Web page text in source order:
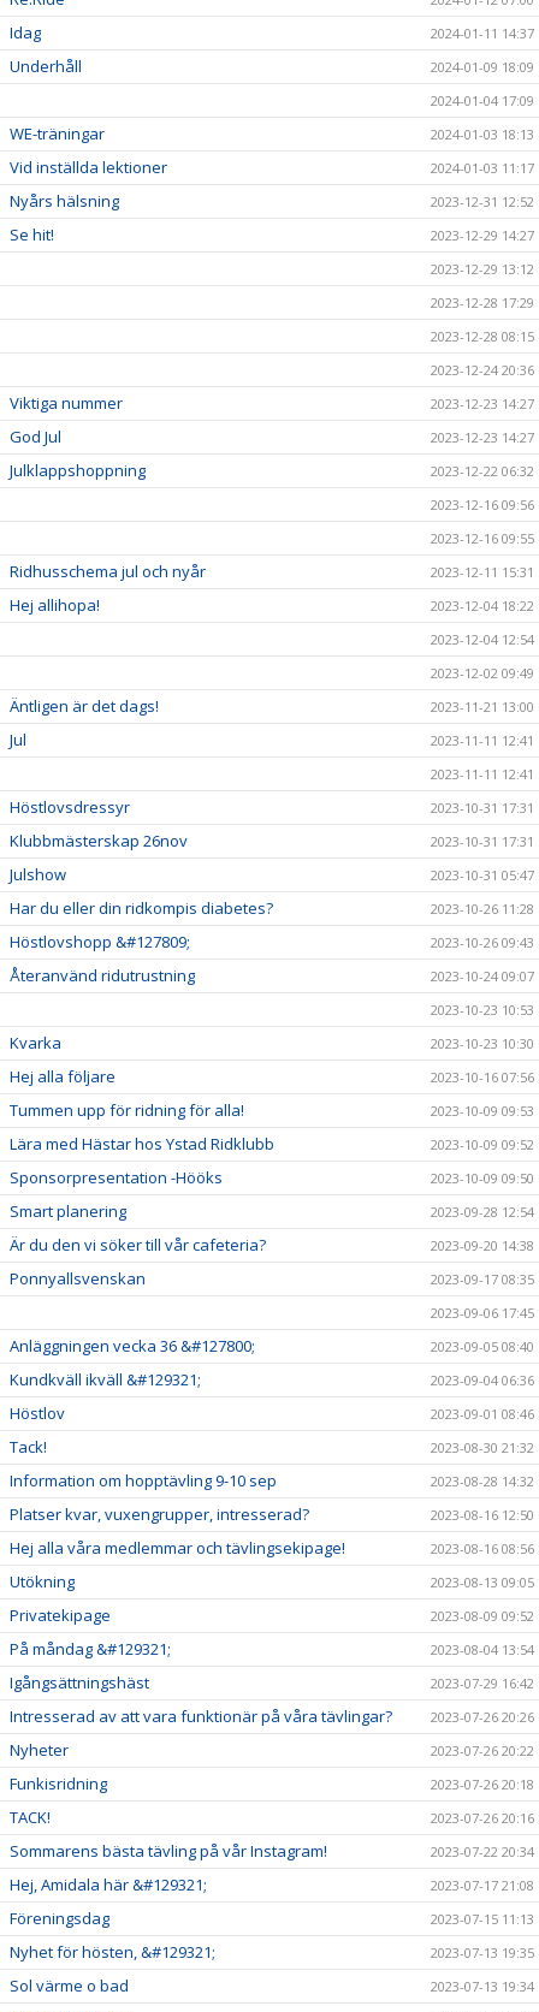
Idag 2024-01-11 14:37
Underhåll
2024-01-09 18:09
2024-01-04 17:09
WE-träningar 2024-01-03 18:13
Vid inställda lektioner 2024-01-03 11:17
Nyårs hälsning 2023-12-31 12:52
Se hit!
2023-12-29 14:27
2023-12-29 13:12
2023-12-28 17:29
2023-12-28 08:15
2023-12-24 20:36
Viktiga nummer 2023-12-23 14:27
God Jul 2023-12-23 14:27
Julklappshoppning
2023-12-22 06:32
2023-12-16 09:56
2023-12-16 09:55
Ridhusschema jul och nyår 2023-12-11 15:31
Hej allihopa!
2023-12-04 18:22
2023-12-04 12:54
2023-12-02 09:49
Äntligen är det dags! 2023-11-21 13:00
Jul
2023-11-11 12:41
2023-11-11 12:41
Höstlovsdressyr 2023-10-31 17:31
Klubbmästerskap 26nov 2023-10-31 17:31
Julshow 2023-10-31 05:47
Har du eller din ridkompis diabetes? 2023-10-26 11:28
Höstlovshopp &#127809; 2023-10-26 09:43
Återanvänd ridutrustning
2023-10-24 09:07
2023-10-23 10:53
Kvarka 2023-10-23 10:30
Hej alla följare 2023-10-16 07:56
Tummen upp för ridning för alla! 2023-10-09 09:53
Lära med Hästar hos Ystad Ridklubb 2023-10-09 09:52
Sponsorpresentation -Hööks 2023-10-09 09:50
Smart planering 2023-09-28 12:54
Är du den vi söker till vår cafeteria? 2023-09-20 14:38
Ponnyallsvenskan
2023-09-17 08:35
2023-09-06 17:45
Anläggningen vecka 36 &#127800; 2023-09-05 08:40
Kundkväll ikväll &#129321; 2023-09-04 06:36
Höstlov 2023-09-01 08:46
Tack! 2023-08-30 21:32
Information om hopptävling 9-10 sep 2023-08-28 14:32
Platser kvar, vuxengrupper, intresserad? 2023-08-16 12:50
Hej alla våra medlemmar och tävlingsekipage! 2023-08-16 08:56
Utökning 2023-08-13 09:05
Privatekipage 2023-08-09 09:52
På måndag &#129321; 2023-08-04 13:54
Igångsättningshäst 2023-07-29 16:42
Intresserad av att vara funktionär på våra tävlingar? 2023-07-26 20:26
Nyheter 2023-07-26 20:22
Funkisridning 2023-07-26 20:18
TACK! 2023-07-26 20:16
Sommarens bästa tävling på vår Instagram! 2023-07-22 20:34
Hej, Amidala här &#129321; 2023-07-17 21:08
Föreningsdag 2023-07-15 11:13
Nyhet för hösten, &#129321; 2023-07-13 19:35
Sol värme o bad 2023-07-13 19:34